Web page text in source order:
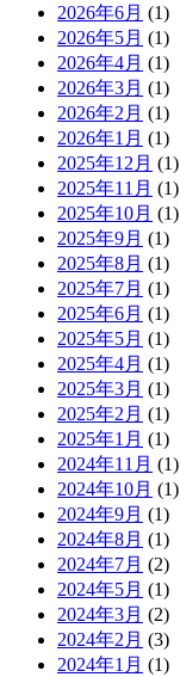
2026年6月 (1)
2026年5月 (1)
2026年4月 (1)
2026年3月 (1)
2026年2月 (1)
2026年1月 (1)
2025年12月 (1)
2025年11月 (1)
2025年10月 (1)
2025年9月 (1)
2025年8月 (1)
2025年7月 (1)
2025年6月 (1)
2025年5月 (1)
2025年4月 (1)
2025年3月 (1)
2025年2月 (1)
2025年1月 (1)
2024年11月 (1)
2024年10月 (1)
2024年9月 (1)
2024年8月 (1)
2024年7月 (2)
2024年5月 (1)
2024年3月 (2)
2024年2月 (3)
2024年1月 (1)